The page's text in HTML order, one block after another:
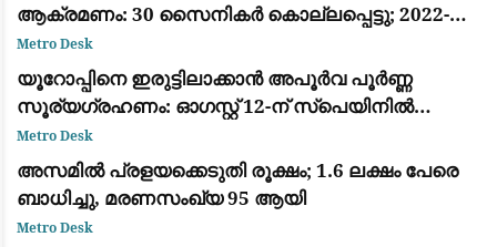
ആക്രമണം: 30 സൈനികർ കൊല്ലപ്പെട്ടു; 2022-ന്
ശേഷമുള്ള ഏറ്റവും വലിയ ഏറ്റുമുട്ടൽ
Metro Desk
യൂറോപ്പിനെ ഇരുട്ടിലാക്കാൻ അപൂർവ പൂർണ്ണ
സൂര്യഗ്രഹണം: ഓഗസ്റ്റ് 12-ന് സ്പെയിനിൽ
പ്രകൃതിയുടെ വിസ്മയക്കാഴ്ച
Metro Desk
അസമിൽ പ്രളയക്കെടുതി രൂക്ഷം; 1.6 ലക്ഷം പേരെ
ബാധിച്ചു, മരണസംഖ്യ 95 ആയി
Metro Desk